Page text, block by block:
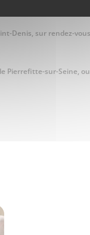
Denis, sur rendez-
Pierrefitte-sur-Seine,